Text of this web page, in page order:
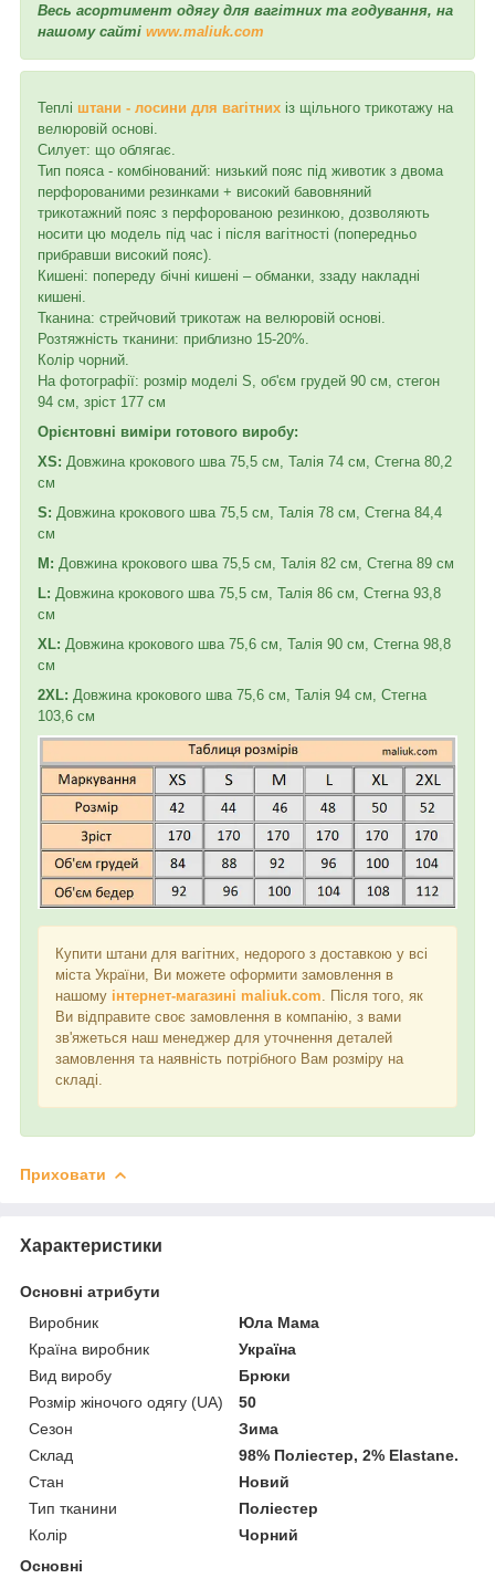
Весь асортимент одягу для вагітних та годування, на
нашому сайті www.maliuk.com
Теплі штани - лосини для вагітних із щільного трикотажу на
велюровій основі.
Силует: що облягає.
Тип пояса - комбінований: низький пояс під животик з двома
перфорованими резинками + високий бавовняний
трикотажний пояс з перфорованою резинкою, дозволяють
носити цю модель під час і після вагітності (попередньо
прибравши високий пояс).
Кишені: попереду бічні кишені – обманки, ззаду накладні
кишені.
Тканина: стрейчовий трикотаж на велюровій основі.
Розтяжність тканини: приблизно 15-20%.
Колір чорний.
На фотографії: розмір моделі S, об'єм грудей 90 см, стегон
94 см, зріст 177 см
Орієнтовні виміри готового виробу:
XS: Довжина крокового шва 75,5 см, Талія 74 см, Стегна 80,2
см
S: Довжина крокового шва 75,5 см, Талія 78 см, Стегна 84,4
см
M: Довжина крокового шва 75,5 см, Талія 82 см, Стегна 89 см
L: Довжина крокового шва 75,5 см, Талія 86 см, Стегна 93,8
см
XL: Довжина крокового шва 75,6 см, Талія 90 см, Стегна 98,8
см
2XL: Довжина крокового шва 75,6 см, Талія 94 см, Стегна
103,6 см
Купити штани для вагітних, недорого з доставкою у всі
міста України, Ви можете оформити замовлення в
нашому інтернет-магазині maliuk.com. Після того, як
Ви відправите своє замовлення в компанію, з вами
зв'яжеться наш менеджер для уточнення деталей
замовлення та наявність потрібного Вам розміру на
складі.
Приховати
Характеристики
Основні атрибути
Виробник
Юла Мама
Країна виробник
Україна
Вид виробу
Брюки
Розмір жіночого одягу (UA)
50
Сезон
Зима
Склад
98% Поліестер, 2% Elastane.
Стан
Новий
Тип тканини
Поліестер
Колір
Чорний
Основні